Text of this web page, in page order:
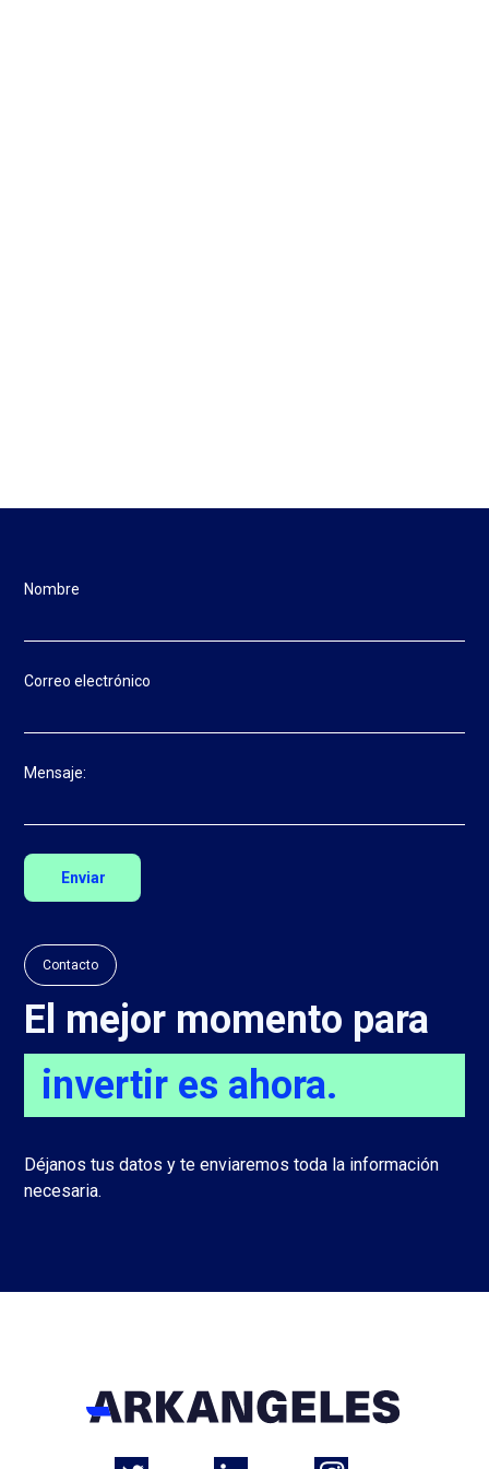
Contacto
El mejor momento para
invertir es ahora.
Déjanos tus datos y te enviaremos toda la información
necesaria.
Nombre
Correo electrónico
Mensaje: